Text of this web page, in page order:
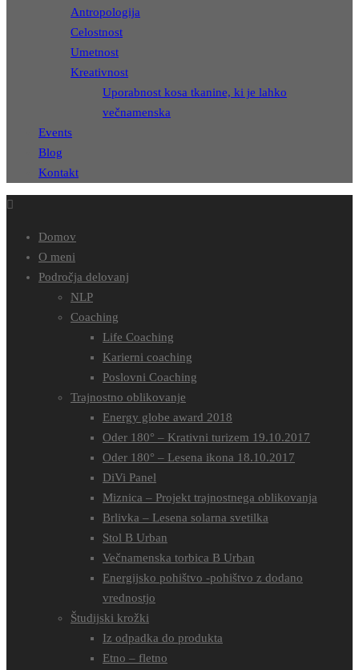
Antropologija
Celostnost
Umetnost
Kreativnost
Uporabnost kosa tkanine, ki je lahko
večnamenska
Events
Blog
Kontakt
Domov
O meni
Področja delovanj
NLP
Coaching
Life Coaching
Karierni coaching
Poslovni Coaching
Trajnostno oblikovanje
Energy globe award 2018
Oder 180° – Krativni turizem 19.10.2017
Oder 180° – Lesena ikona 18.10.2017
DiVi Panel
Miznica – Projekt trajnostnega oblikovanja
Brlivka – Lesena solarna svetilka
Stol B Urban
Večnamenska torbica B Urban
Energijsko pohištvo -pohištvo z dodano
vrednostjo
Študijski krožki
Iz odpadka do produkta
Etno – fletno